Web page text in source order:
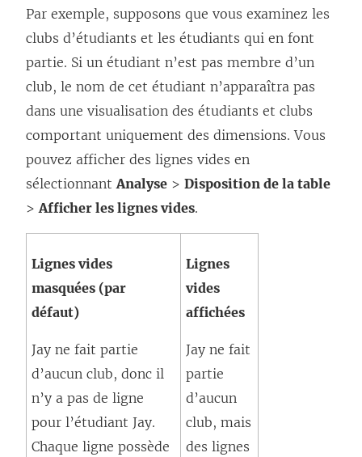
Par exemple, supposons que vous examinez les
clubs d’étudiants et les étudiants qui en font
partie. Si un étudiant n’est pas membre d’un
club, le nom de cet étudiant n’apparaîtra pas
dans une visualisation des étudiants et clubs
comportant uniquement des dimensions. Vous
pouvez afficher des lignes vides en
sélectionnantAnalyse > Disposition de la table
>Afficher les lignes vides.
Lignes vides
masquées (par
défaut)
Jay ne fait partie
d’aucun club, donc il
n’y a pas de ligne
pour l’étudiant Jay.
Chaque ligne possède
Lignes
vides
affichées
Jay ne fait
partie
d’aucun
club, mais
des lignes